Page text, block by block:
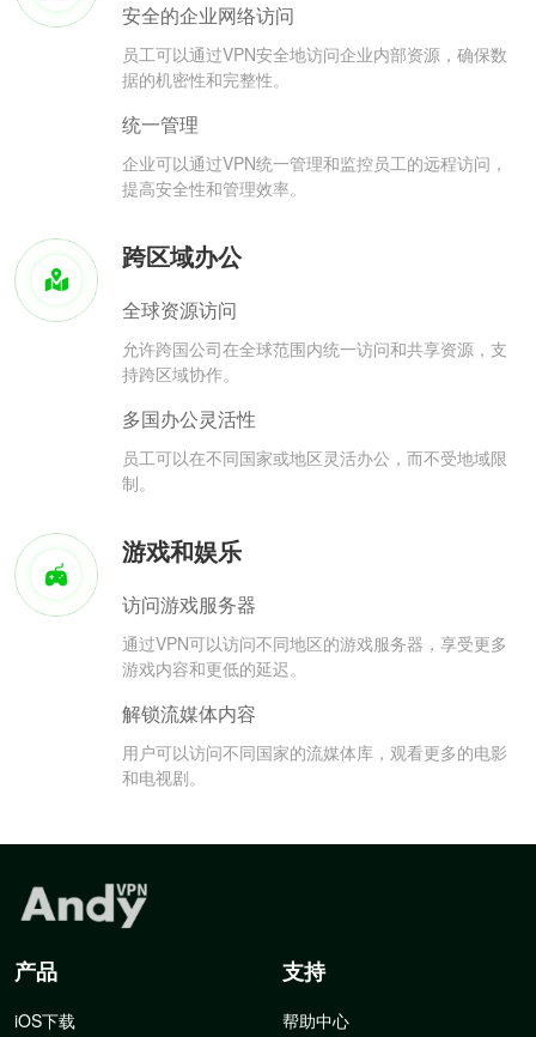
安全的企业网络访问
员工可以通过VPN安全地访问企业内部资源，确保数
据的机密性和完整性。
统一管理
企业可以通过VPN统一管理和监控员工的远程访问，
提高安全性和管理效率。
跨区域办公
全球资源访问
允许跨国公司在全球范围内统一访问和共享资源，支
持跨区域协作。
多国办公灵活性
员工可以在不同国家或地区灵活办公，而不受地域限
制。
游戏和娱乐
访问游戏服务器
通过VPN可以访问不同地区的游戏服务器，享受更多
游戏内容和更低的延迟。
解锁流媒体内容
用户可以访问不同国家的流媒体库，观看更多的电影
和电视剧。
产品
iOS下载
支持
帮助中心